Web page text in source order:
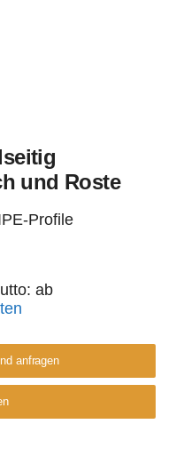
und Roste
Profile
ab
anfragen